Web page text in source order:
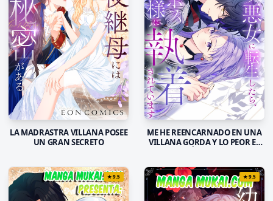
LA MADRASTRA VILLANA POSEE
UN GRAN SECRETO
ME HE REENCARNADO EN UNA
VILLANA GORDA Y LO PEOR ES
★9.5 ★9.5